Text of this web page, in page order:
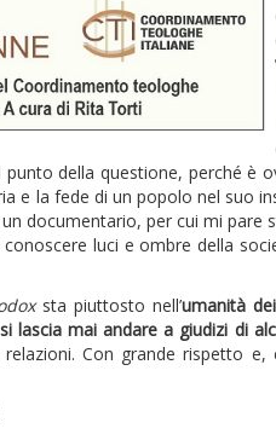
della questione, perché è
e la fede di un popolo nel suo
documentario, per cui mi pare
conoscere luci e ombre della
sta piuttosto nell’umanità
lascia mai andare a giudizi di
Con grande rispetto